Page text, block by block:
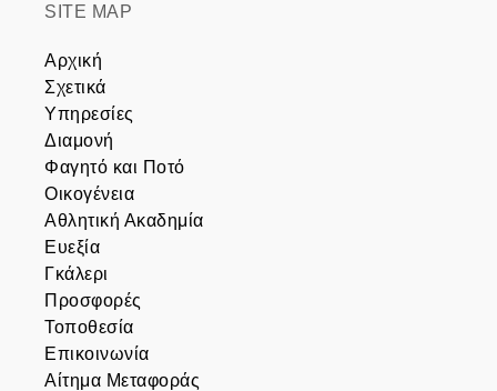
SITE MAP
Αρχική
Σχετικά
Υπηρεσίες
Διαμονή
Φαγητό και Ποτό
Οικογένεια
Αθλητική Ακαδημία
Ευεξία
Γκάλερι
Προσφορές
Τοποθεσία
Επικοινωνία
Αίτημα Μεταφοράς